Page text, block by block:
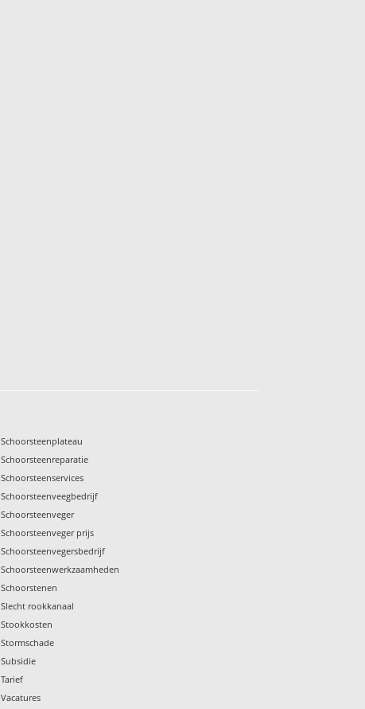
Schoorsteenplateau
Schoorsteenreparatie
Schoorsteenservices
Schoorsteenveegbedrijf
Schoorsteenveger
Schoorsteenveger prijs
Schoorsteenvegersbedrijf
Schoorsteenwerkzaamheden
Schoorstenen
Slecht rookkanaal
Stookkosten
Stormschade
Subsidie
Tarief
Vacatures